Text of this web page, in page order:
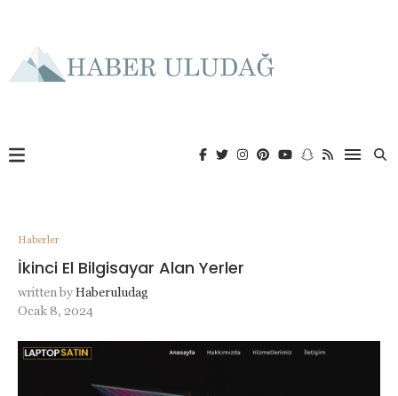
Haberler
İkinci El Bilgisayar Alan Yerler
written byHaberuludag
Ocak 8, 2024